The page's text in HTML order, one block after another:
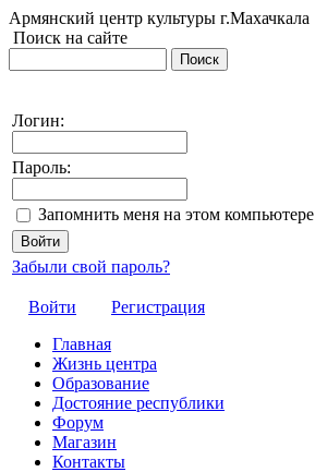
Армянский центр культуры г.Махачкала
Поиск на сайте
Логин:
Пароль:
Запомнить меня на этом компьютере
Забыли свой пароль?
Войти
Регистрация
Главная
Жизнь центра
Образование
Достояние республики
Форум
Магазин
Контакты